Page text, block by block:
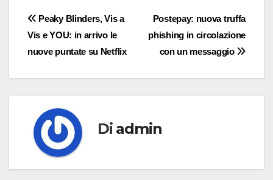
Navigazione
articoli
Postepay: nuova truffa
phishing in circolazione
con un messaggio
Peaky Blinders, Vis a
Vis e YOU: in arrivo le
nuove puntate su Netflix
Di admin